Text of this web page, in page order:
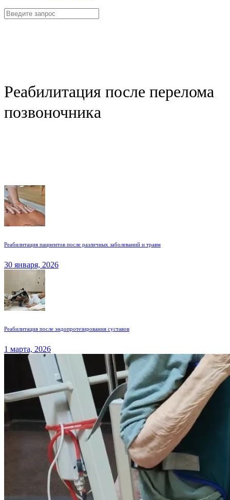
Реабилитация после перелома
позвоночника
Реабилитация пациентов после различных заболеваний и травм
30 января, 2026
Реабилитация после эндопротезирования суставов
1 марта, 2026